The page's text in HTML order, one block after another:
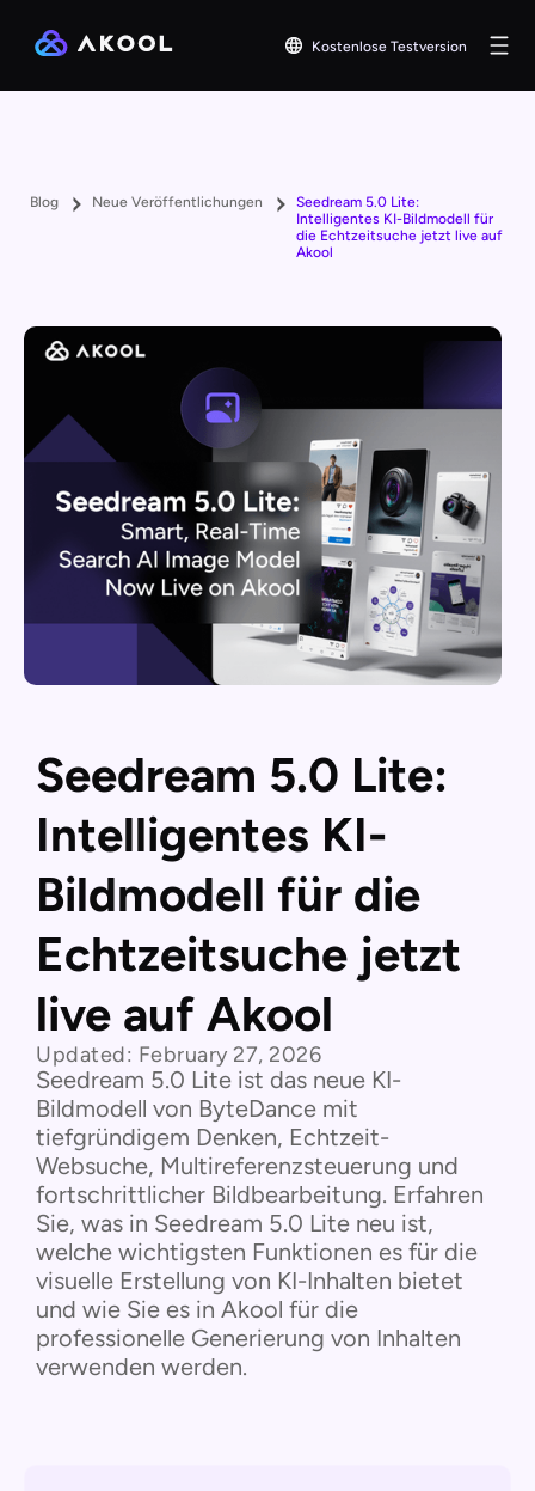
Kostenlose Testversion
Blog Neue Veröffentlichungen
Seedream 5.0 Lite:
Intelligentes KI-Bildmodell für
die Echtzeitsuche jetzt live auf
Akool
Seedream 5.0 Lite:
Intelligentes KI-
Bildmodell für die
Echtzeitsuche jetzt
live auf Akool
Updated: February 27, 2026
Seedream 5.0 Lite ist das neue KI-
Bildmodell von ByteDance mit
tiefgründigem Denken, Echtzeit-
Websuche, Multireferenzsteuerung und
fortschrittlicher Bildbearbeitung. Erfahren
Sie, was in Seedream 5.0 Lite neu ist,
welche wichtigsten Funktionen es für die
visuelle Erstellung von KI-Inhalten bietet
und wie Sie es in Akool für die
professionelle Generierung von Inhalten
verwenden werden.